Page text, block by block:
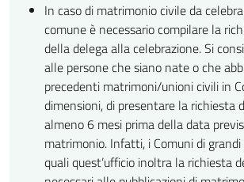
In caso di matrimonio civile da
comune è necessario compilare la
della delega alla celebrazione. Si
alle persone che siano nate o che
precedenti matrimoni/unioni civili in
dimensioni, di presentare la richiesta
almeno 6 mesi prima della data
matrimonio. Infatti, i Comuni di
quali quest’ufficio inoltra la richiesta